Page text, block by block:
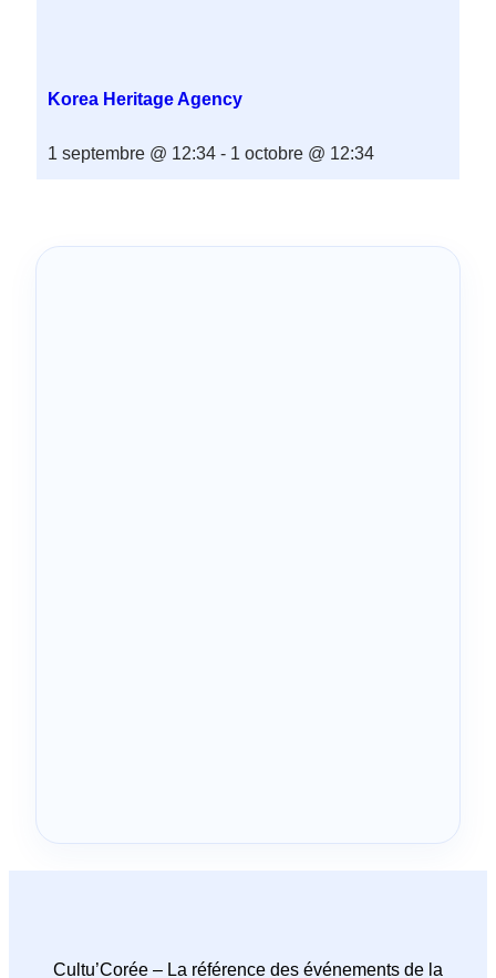
Korea Heritage Agency
1 septembre @ 12:34 - 1 octobre @ 12:34
Cultu’Corée – La référence des événements de la